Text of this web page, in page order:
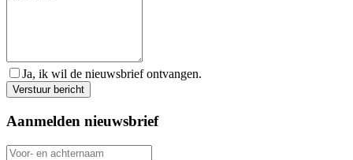
Ja, ik wil de nieuwsbrief ontvangen.
Aanmelden nieuwsbrief